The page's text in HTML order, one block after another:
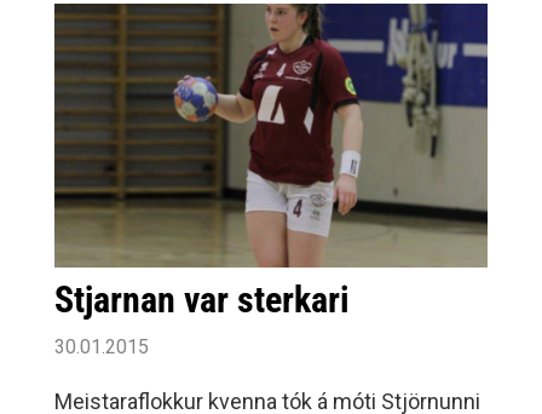
Stjarnan var sterkari
30.01.2015
Meistaraflokkur kvenna tók á móti Stjörnunni